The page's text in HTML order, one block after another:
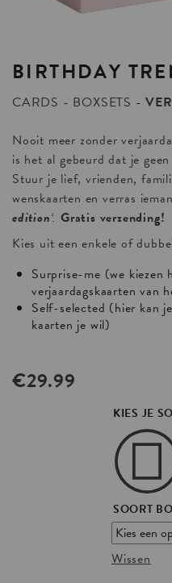
BIRTHDAY
CARDS BOXSETS
Nooit meer zonder
is het al gebeurd dat je
Stuur je lief, vrienden,
wenskaarten en verras
edition‘.Gratis verzending!
Kies uit een enkele of
Surprise-me (we kiezen
verjaardagskaarten van
Self-selected (hier kan
kaarten je wil)
€29.99
KIES JE
SOORT
Wissen